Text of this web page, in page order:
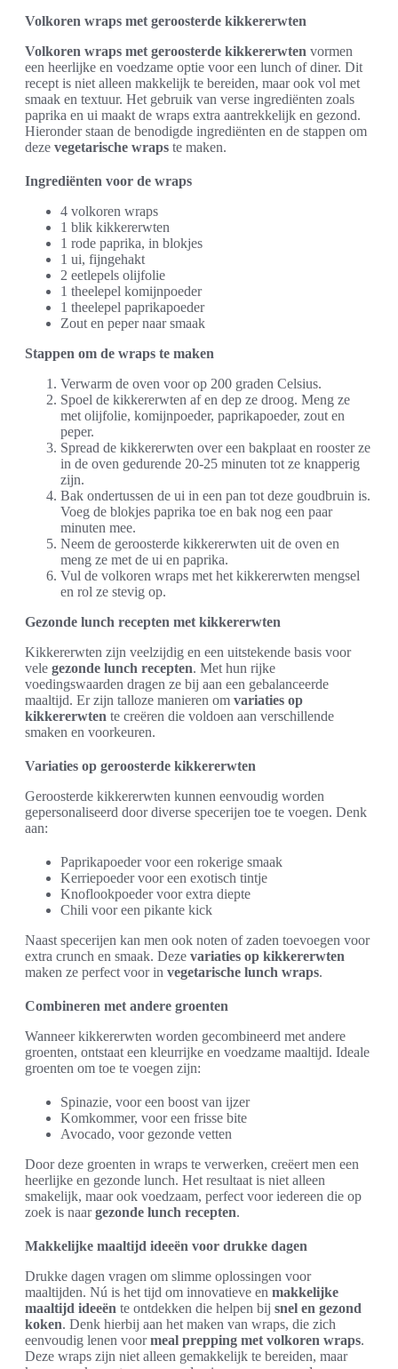
Volkoren wraps met geroosterde kikkererwten
Volkoren wraps met geroosterde kikkererwten vormen
een heerlijke en voedzame optie voor een lunch of diner. Dit
recept is niet alleen makkelijk te bereiden, maar ook vol met
smaak en textuur. Het gebruik van verse ingrediënten zoals
paprika en ui maakt de wraps extra aantrekkelijk en gezond.
Hieronder staan de benodigde ingrediënten en de stappen om
deze vegetarische wraps te maken.
Ingrediënten voor de wraps
4 volkoren wraps
1 blik kikkererwten
1 rode paprika, in blokjes
1 ui, fijngehakt
2 eetlepels olijfolie
1 theelepel komijnpoeder
1 theelepel paprikapoeder
Zout en peper naar smaak
Stappen om de wraps te maken
Verwarm de oven voor op 200 graden Celsius.
Spoel de kikkererwten af en dep ze droog. Meng ze
met olijfolie, komijnpoeder, paprikapoeder, zout en
peper.
Spread de kikkererwten over een bakplaat en rooster ze
in de oven gedurende 20-25 minuten tot ze knapperig
zijn.
Bak ondertussen de ui in een pan tot deze goudbruin is.
Voeg de blokjes paprika toe en bak nog een paar
minuten mee.
Neem de geroosterde kikkererwten uit de oven en
meng ze met de ui en paprika.
Vul de volkoren wraps met het kikkererwten mengsel
en rol ze stevig op.
Gezonde lunch recepten met kikkererwten
Kikkererwten zijn veelzijdig en een uitstekende basis voor
vele gezonde lunch recepten. Met hun rijke
voedingswaarden dragen ze bij aan een gebalanceerde
maaltijd. Er zijn talloze manieren om variaties op
kikkererwten te creëren die voldoen aan verschillende
smaken en voorkeuren.
Variaties op geroosterde kikkererwten
Geroosterde kikkererwten kunnen eenvoudig worden
gepersonaliseerd door diverse specerijen toe te voegen. Denk
aan:
Paprikapoeder voor een rokerige smaak
Kerriepoeder voor een exotisch tintje
Knoflookpoeder voor extra diepte
Chili voor een pikante kick
Naast specerijen kan men ook noten of zaden toevoegen voor
extra crunch en smaak. Deze variaties op kikkererwten
maken ze perfect voor in vegetarische lunch wraps.
Combineren met andere groenten
Wanneer kikkererwten worden gecombineerd met andere
groenten, ontstaat een kleurrijke en voedzame maaltijd. Ideale
groenten om toe te voegen zijn:
Spinazie, voor een boost van ijzer
Komkommer, voor een frisse bite
Avocado, voor gezonde vetten
Door deze groenten in wraps te verwerken, creëert men een
heerlijke en gezonde lunch. Het resultaat is niet alleen
smakelijk, maar ook voedzaam, perfect voor iedereen die op
zoek is naargezonde lunch recepten.
Makkelijke maaltijd ideeën voor drukke dagen
Drukke dagen vragen om slimme oplossingen voor
maaltijden. Nú is het tijd om innovatieve en makkelijke
maaltijd ideeën te ontdekken die helpen bij snel en gezond
koken. Denk hierbij aan het maken van wraps, die zich
eenvoudig lenen voormeal prepping met volkoren wraps.
Deze wraps zijn niet alleen gemakkelijk te bereiden, maar